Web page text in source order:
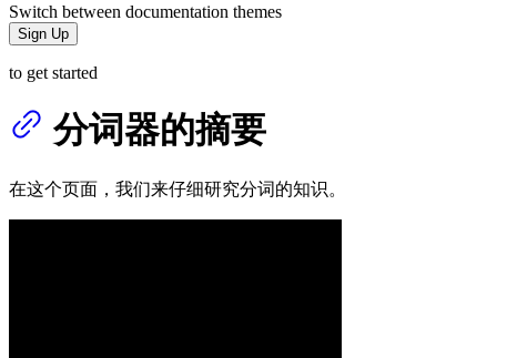
Switch between documentation themes
Sign Up
to get started
分词器的摘要
在这个页面，我们来仔细研究分词的知识。